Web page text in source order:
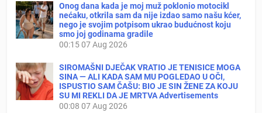
Onog dana kada je moj muž poklonio motocikl
nećaku, otkrila sam da nije izdao samo našu kćer,
nego je svojim potpisom ukrao budućnost koju
smo joj godinama gradile
00:1507 Aug 2026
SIROMAŠNI DJEČAK VRATIO JE TENISICE MOGA
SINA — ALI KADA SAM MU POGLEDAO U OČI,
ISPUSTIO SAM ČAŠU: BIO JE SIN ŽENE ZA KOJU
SU MI REKLI DA JE MRTVA Advertisements
00:08 07 Aug 2026